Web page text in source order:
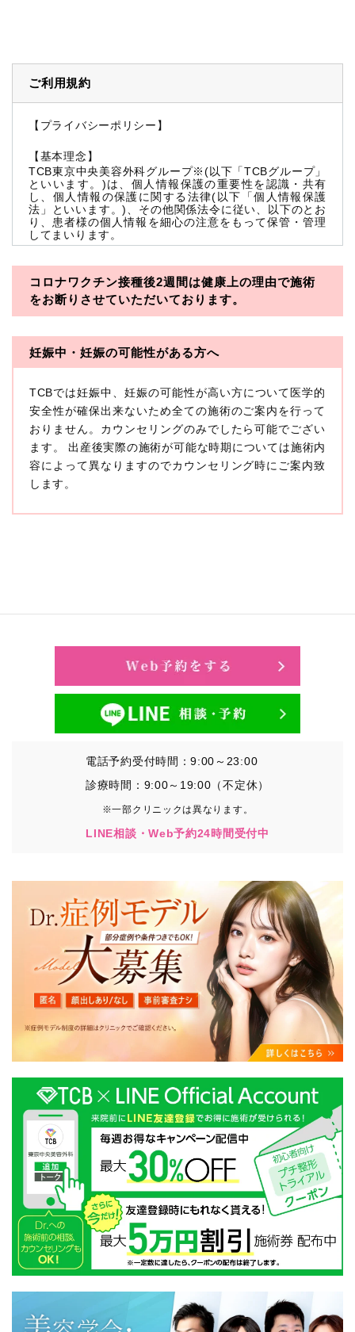
ご利用規約
【プライバシーポリシー】
【基本理念】
TCB東京中央美容外科グループ※(以下「TCBグループ」
といいます。)は、個人情報保護の重要性を認識・共有
し、個人情報の保護に関する法律(以下「個人情報保護
法」といいます。)、その他関係法令に従い、以下のとお
り、患者様の個人情報を細心の注意をもって保管・管理
してまいります。
※TCBグループとは以下を総称していいます。
・一般社団法人メディカルアライアンス
・医療法人社団創彩会
本プライバシーポリシーにおいて「個人情報」とは、生
存する個人に関する情報であって、当該情報に含まれる
氏名、生年月日その他の記述等により特定の個人を識別
できるもの又は個人識別符号（個人情報保護委員会の政
令に準じます。）が含まれるものをいいます。
収集した患者様に関する情報には、単独のままでは特定
の個人を識別できない情報もありますが、他の情報と組
み合わせることにより特定の個人を識別できる場合、か
に扱うものとします。
①TCBグループが患者様から取得する情報
・その他、特定の個人を識別することができる情報
②TCBグループが各種サービスの利用に関連して取得す
日時、閲覧履歴等に関連する情報
（これには、Cookie情報、アクセスログ等の利用状況に
関する情報を含みます。）
③TCBグループが第三者から間接的に収集する情報
患者様の同意を得た上で、以下の情報をパブリックDMP
・患者様の閲覧履歴、端末等の情報
【利用目的】
TCBグループは取得情報を以下の目的で利用いたしま
す。
・クリニックの来院予約、医療サービスの提供、医療関
連商品の販売、アフターケア対応、これらに付随する諸
対応等のサービス提供のため
・医療サービスの提供に関する他の医療機関、検査機関
及び研究機関との連携のため
・サービス向上を目的とした医療サービス・販売する医
療関連商品に関する患者様へのアンケートの送受信及び
これに付随する諸対応のため
・Cookie等の技術を用いたアクセス履歴、閲覧記録等に
関する情報の収集、分析
・閲覧記録等から趣味・嗜好を分析した情報を使用して
の広告に利用するため
・お問い合わせ又はご意見の内容確認及びその対応のた
め
・患者様のサービス利用状況の分析及び症例研究のため
・広告、宣伝、マーケティングのため
コロナワクチン接種後2週間は健康上の理由で施術
をお断りさせていただいております。
妊娠中・妊娠の可能性がある方へ
TCBでは妊娠中、妊娠の可能性が高い方について医学的
安全性が確保出来ないため全ての施術のご案内を行って
おりません。カウンセリングのみでしたら可能でござい
ます。 出産後実際の施術が可能な時期については施術内
容によって異なりますのでカウンセリング時にご案内致
します。
電話予約受付時間：9:00～23:00
診療時間：9:00～19:00（不定休）
※一部クリニックは異なります。
LINE相談・Web予約24時間受付中